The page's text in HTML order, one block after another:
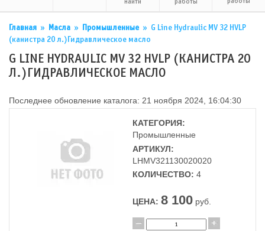
найти
работы
Главная » Масла » Промышленные » G Line Hydraulic MV 32 HVLP
(канистра 20 л.)Гидравлическое масло
G LINE HYDRAULIC MV 32 HVLP (КАНИСТРА 20
Л.)ГИДРАВЛИЧЕСКОЕ МАСЛО
Последнее обновление каталога: 21 ноября 2024, 16:04:30
КАТЕГОРИЯ:
Промышленные
АРТИКУЛ:
LHMV321130020020
КОЛИЧЕСТВО: 4
ЦЕНА: 8 100 руб.